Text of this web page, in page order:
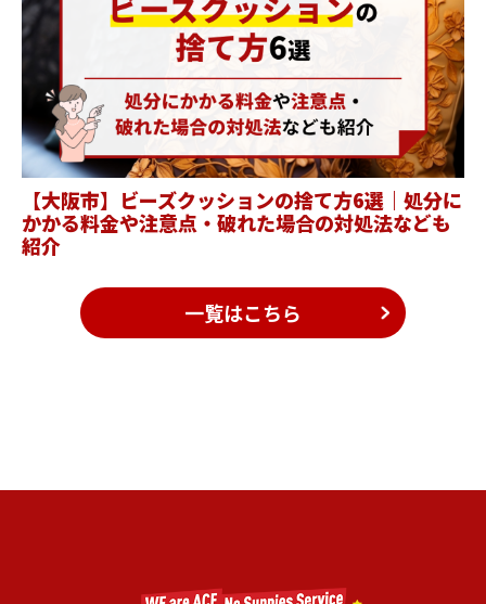
【大阪市】ビーズクッションの捨て方6選｜処分に
かかる料金や注意点・破れた場合の対処法なども
紹介
一覧はこちら